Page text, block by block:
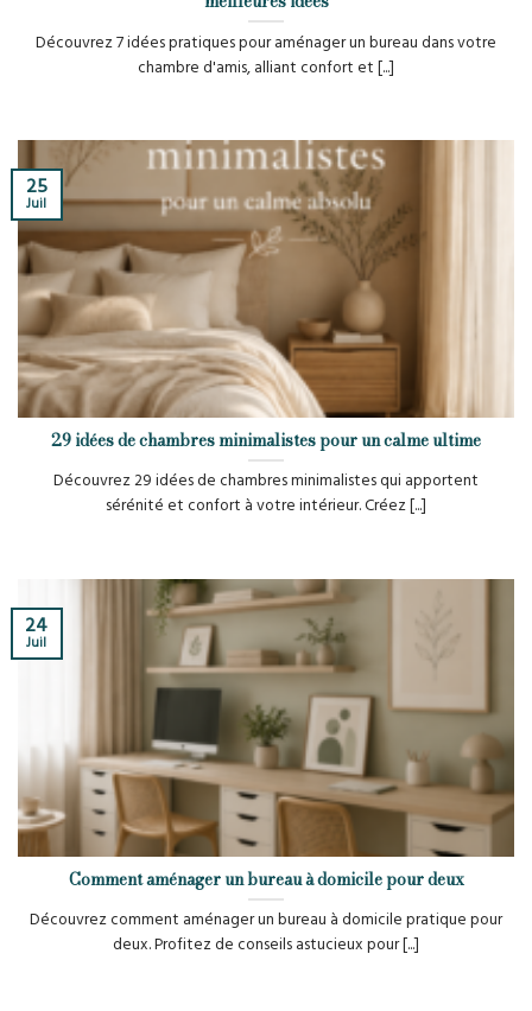
Découvrez 7 idées pratiques pour aménager un bureau dans votre
chambre d'amis, alliant confort et [...]
29 idées de chambres minimalistes pour un calme ultime
Découvrez 29 idées de chambres minimalistes qui apportent
sérénité et confort à votre intérieur. Créez [...]
25
Juil
Comment aménager un bureau à domicile pour deux
Découvrez comment aménager un bureau à domicile pratique pour
deux. Profitez de conseils astucieux pour [...]
24
Juil